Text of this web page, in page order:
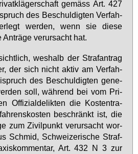
ge­mäss Art. 427
des Be­schul­dig­ten Ver­fah­
wer­den, wenn sie die­se
ver­ur­sacht hat.
wes­halb der Straf­an­trag
der sich nicht ak­tiv am Ver­fah­
des Be­schul­dig­ten ge­ne­
soll, wäh­rend bei vom Pri­
Of­fi­zi­al­de­lik­ten die Kos­ten­tra­
be­schränkt ist, die
zum Zi­vil­punkt ver­ur­sacht wor­
Schmid, Schwei­ze­ri­sche Straf­
Art. 432 N 3 zur